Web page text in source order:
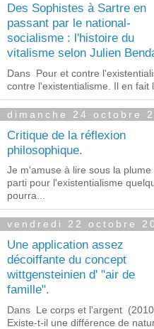
Des Sophistes à Sartre en
passant par le national-
socialisme : l'histoire du
vitalisme selon Julien
Dans Pour et contre
contre l'existentialisme. Il en fait
dimanche 24 octobre
Critique de la réflexion
philosophique.
Je m'amuse à lire sous la
parti pour l'existentialisme
pourra...
vendredi 22 octobre
Une application assez
décoiffante du concept
wittgensteinien d' "air de
famille".
Dans Le corps et l'argent
Existe-t-il une différence de